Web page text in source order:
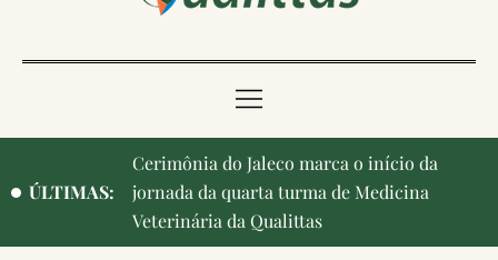
ÚLTIMAS:
Qualittas, Portas Abertas! e aniversário de
Campinas, cidade onde nasceu a instituição,
ganham destaque na imprensa